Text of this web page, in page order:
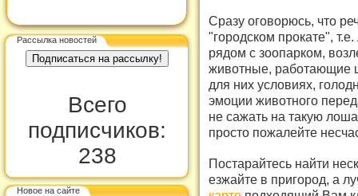
Рассылка новостей
Всего
подписчиков:
238
Новое на сайте
Сразу оговорюсь, что
"городском прокате",
рядом с зоопарком,
животные, работающие
для них условиях,
эмоции животного
не сажать на такую
просто пожалейте
Постарайтесь найти
езжайте в пригород, а